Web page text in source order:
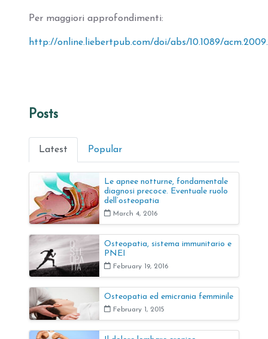
Per maggiori approfondimenti:
http://online.liebertpub.com/doi/abs/10.1089/
Posts
Latest Popular
Le apnee notturne, fondamentale
diagnosi precoce. Eventuale ruolo
dell’osteopatia
March 4, 2016
Osteopatia, sistema immunitario e
PNEI
February 19, 2016
Osteopatia ed emicrania femminile
February 1, 2015